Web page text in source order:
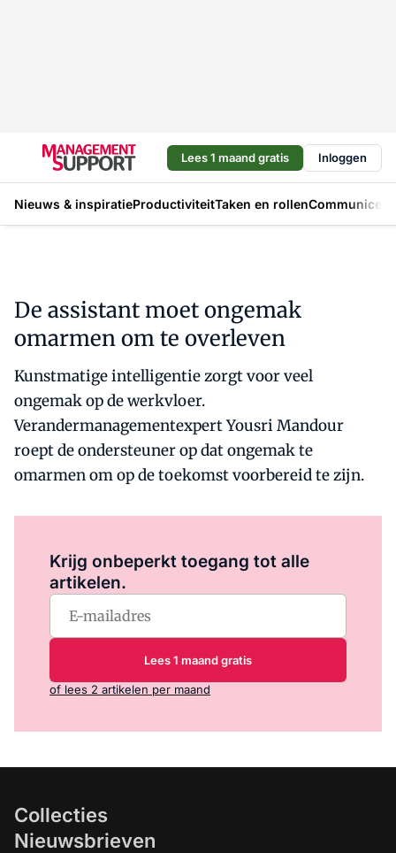
Lees 1 maand gratis Inloggen
Nieuws & inspiratieProductiviteitTaken en rollen
De assistant moet ongemak
omarmen om te overleven
Kunstmatige intelligentie zorgt voor veel
ongemak op de werkvloer.
Verandermanagementexpert Yousri Mandour
roept de ondersteuner op dat ongemak te
omarmen om op de toekomst voorbereid te zijn.
Krijg onbeperkt toegang tot alle
artikelen.
Lees 1 maand gratis
of lees 2 artikelen per maand
Collecties
Nieuwsbrieven